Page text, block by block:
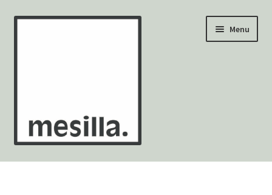
Ga
Ga
Menu
Wandtegels